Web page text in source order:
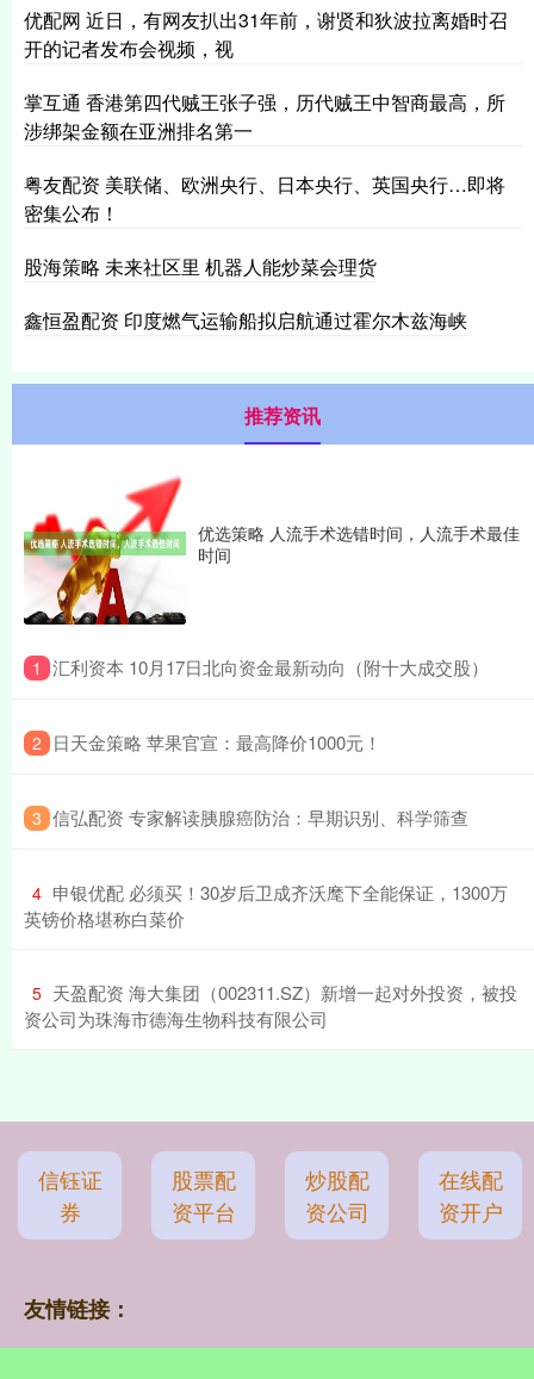
优配网 近日，有网友扒出31年前，谢贤和狄波拉离婚时召
开的记者发布会视频，视
掌互通 香港第四代贼王张子强，历代贼王中智商最高，所
涉绑架金额在亚洲排名第一
粤友配资 美联储、欧洲央行、日本央行、英国央行…即将
密集公布！
股海策略 未来社区里 机器人能炒菜会理货
鑫恒盈配资 印度燃气运输船拟启航通过霍尔木兹海峡
推荐资讯
优选策略 人流手术选错时间，人流手术最佳
时间
1 ​汇利资本 10月17日北向资金最新动向（附十大成交股）
2 ​日天金策略 苹果官宣：最高降价1000元！
3 ​信弘配资 专家解读胰腺癌防治：早期识别、科学筛查
4 ​申银优配 必须买！30岁后卫成齐沃麾下全能保证，1300万
英镑价格堪称白菜价
5 ​天盈配资 海大集团（002311.SZ）新增一起对外投资，被投
资公司为珠海市德海生物科技有限公司
信钰证
券
股票配
资平台
炒股配
资公司
在线配
资开户
友情链接：